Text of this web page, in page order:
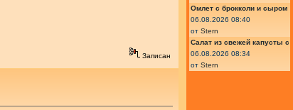
Записан
Омлет с брокколи и сыром
06.08.2026 08:40
от Stern
Салат из свежей капусты
06.08.2026 08:34
от Stern